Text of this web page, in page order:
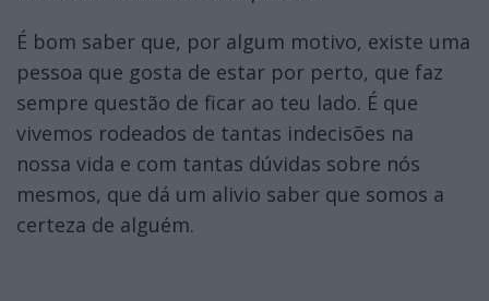
É bom saber que, por algum motivo, existe uma
pessoa que gosta de estar por perto, que faz
sempre questão de ficar ao teu lado. É que
vivemos rodeados de tantas indecisões na
nossa vida e com tantas dúvidas sobre nós
mesmos, que dá um alivio saber que somos a
certeza de alguém.